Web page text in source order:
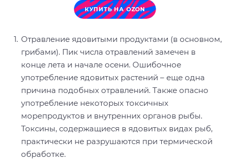
КУПИТЬ НА OZON
Отравление ядовитыми продуктами (в основном,
грибами). Пик числа отравлений замечен в
конце лета и начале осени. Ошибочное
употребление ядовитых растений – еще одна
причина подобных отравлений. Также опасно
употребление некоторых токсичных
морепродуктов и внутренних органов рыбы.
Токсины, содержащиеся в ядовитых видах рыб,
практически не разрушаются при термической
обработке.